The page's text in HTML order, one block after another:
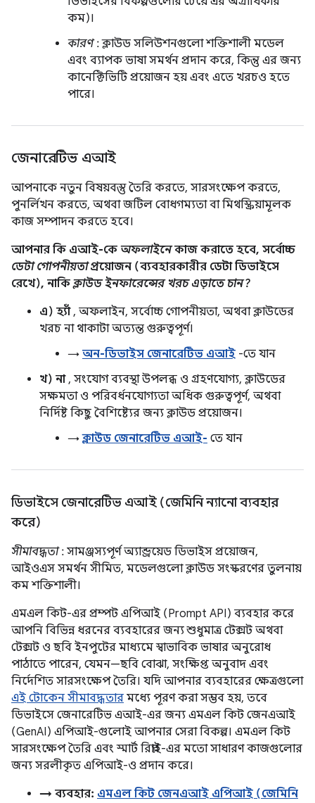
কম)।
কারণ: ক্লাউড সলিউশনগুলো শক্তিশালী মডেল
এবং ব্যাপক ভাষা সমর্থন প্রদান করে, কিন্তু এর জন্য
কানেক্টিভিটি প্রয়োজন হয় এবং এতে খরচও হতে
পারে।
জেনারেটিভ এআই
আপনাকে নতুন বিষয়বস্তু তৈরি করতে, সারসংক্ষেপ করতে,
পুনর্লিখন করতে, অথবা জটিল বোধগম্যতা বা মিথস্ক্রিয়ামূলক
কাজ সম্পাদন করতে হবে।
আপনার কি এআই-কে অফলাইনেকাজ করাতে হবে, সর্বোচ্চ
ডেটা গোপনীয়তাপ্রয়োজন (ব্যবহারকারীর ডেটা ডিভাইসে
রেখে), নাকিক্লাউড ইনফারেন্সের খরচ এড়াতে চান?
এ) হ্যাঁ, অফলাইন, সর্বোচ্চ গোপনীয়তা, অথবা ক্লাউডের
খরচ না থাকাটা অত্যন্ত গুরুত্বপূর্ণ।
→ অন-ডিভাইস জেনারেটিভ এআই -তে যান
খ) না, সংযোগ ব্যবস্থা উপলব্ধ ও গ্রহণযোগ্য, ক্লাউডের
সক্ষমতা ও পরিবর্ধনযোগ্যতা অধিক গুরুত্বপূর্ণ, অথবা
নির্দিষ্ট কিছু বৈশিষ্ট্যের জন্য ক্লাউড প্রয়োজন।
→ক্লাউড জেনারেটিভ এআই- তে যান
ডিভাইসে জেনারেটিভ এআই (জেমিনি ন্যানো ব্যবহার
করে)
সীমাবদ্ধতা: সামঞ্জস্যপূর্ণ অ্যান্ড্রয়েড ডিভাইস প্রয়োজন,
আইওএস সমর্থন সীমিত, মডেলগুলো ক্লাউড সংস্করণের তুলনায়
কম শক্তিশালী।
এমএল কিট-এর প্রম্পট এপিআই (Prompt API) ব্যবহার করে
আপনি বিভিন্ন ধরনের ব্যবহারের জন্য শুধুমাত্র টেক্সট অথবা
টেক্সট ও ছবি ইনপুটের মাধ্যমে স্বাভাবিক ভাষার অনুরোধ
পাঠাতে পারেন, যেমন—ছবি বোঝা, সংক্ষিপ্ত অনুবাদ এবং
নির্দেশিত সারসংক্ষেপ তৈরি। যদি আপনার ব্যবহারের ক্ষেত্রগুলো
এই টোকেন সীমাবদ্ধতার মধ্যে পূরণ করা সম্ভব হয়, তবে
ডিভাইসে জেনারেটিভ এআই-এর জন্য এমএল কিট জেনএআই
(GenAI) এপিআই-গুলোই আপনার সেরা বিকল্প। এমএল কিট
সারসংক্ষেপ তৈরি এবং স্মার্ট রিপ্লাই-এর মতো সাধারণ কাজগুলোর
জন্য সরলীকৃত এপিআই-ও প্রদান করে।
→ ব্যবহার: এমএল কিট জেনএআই এপিআই (জেমিনি